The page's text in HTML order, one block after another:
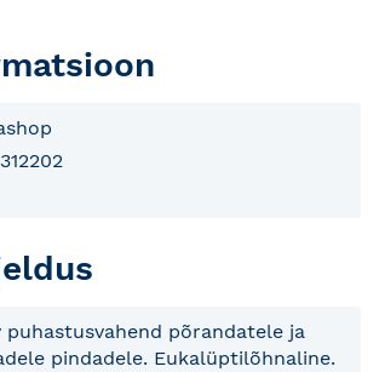
puhastusvahend põrandatele ja
pindadele. Eukalüptilõhnaline.